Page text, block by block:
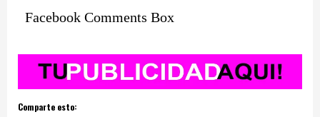
Facebook Comments Box
Comparte esto: